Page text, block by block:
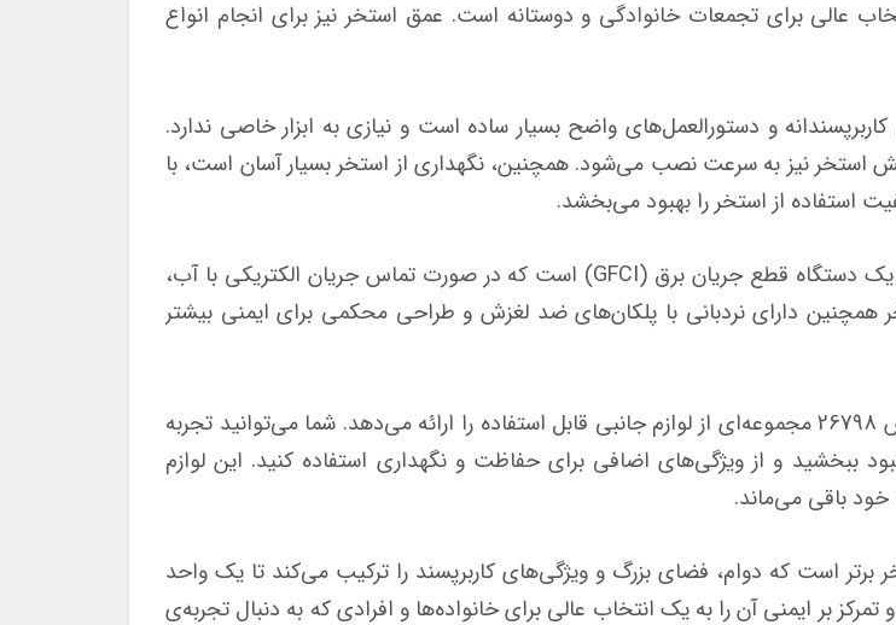
عالی برای تجمعات خانوادگی و دوستانه است. عمق استخر نیز برای انجام انواع
اینتکس کد 26798 به لطف طراحی کاربرپسندانه و دستورالعمل‌های واضح بسیار ساده است و نیازی به ابزار خاصی ندارد.
استخر نیز به سرعت نصب می‌شود. همچنین، نگهداری از استخر بسیار آسان است، با
استفاده از استخر را بهبود می‌بخشد.
اینتکس در استخر 26798 تاکید زیادی بر ایمنی دارد. استخر شامل یک دستگاه قطع جریان برق (GFCI) است که در صورت تماس جریان الکتریکی با آب،
دارای نردبانی با پلکان‌های ضد لغزش و طراحی محکمی برای ایمنی بیشتر
برای بهبود تجربه‌ی شنا، استخر مستطیلی بادوام پریزم فریم اینتکس 26798 مجموعه‌ای از لوازم جانبی قابل استفاده را ارائه می‌دهد. شما می‌توانید تجربه
ببخشید و از ویژگی‌های اضافی برای حفاظت و نگهداری استفاده کنید. این لوازم
باقی می‌ماند.
اینتکس طول شش متری کد 26798 یک استخر برتر است که دوام، فضای بزرگ و ویژگی‌های کاربرپسند را ترکیب می‌کند تا یک واحد
بر ایمنی آن را به یک انتخاب عالی برای خانواده‌ها و افرادی که به دنبال تجربه‌ی